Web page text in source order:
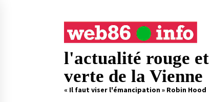
l'actualité rouge et
verte de la Vienne
« Il faut viser l'émancipation » Robin Hood